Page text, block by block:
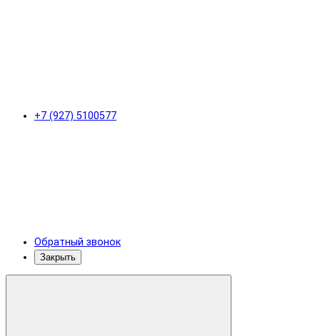
+7 (927) 5100577
Обратный звонок
Закрыть